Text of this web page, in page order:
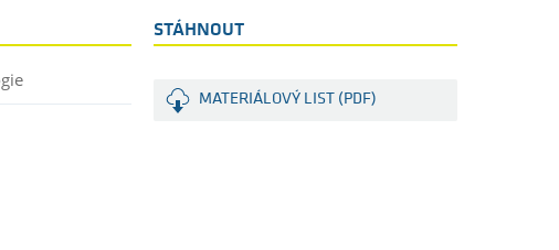
STÁHNOUT
MATERIÁLOVÝ LIST (PDF)